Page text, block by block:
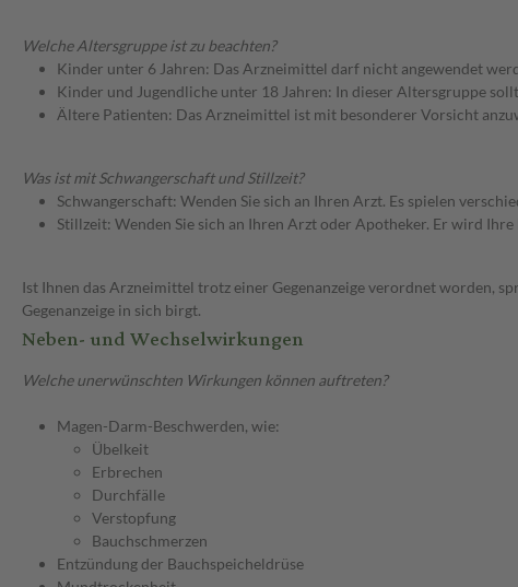
Welche Altersgruppe ist zu beachten?
Kinder unter 6 Jahren: Das Arzneimittel darf nicht angewendet
Kinder und Jugendliche unter 18 Jahren: In dieser Altersgruppe
Ältere Patienten: Das Arzneimittel ist mit besonderer Vorsicht
Was ist mit Schwangerschaft und Stillzeit?
Schwangerschaft: Wenden Sie sich an Ihren Arzt. Es spielen
Stillzeit: Wenden Sie sich an Ihren Arzt oder Apotheker. Er wird
Ist Ihnen das Arzneimittel trotz einer Gegenanzeige verordnet worden,
Gegenanzeige in sich birgt.
Neben- und Wechselwirkungen
Welche unerwünschten Wirkungen können auftreten?
Magen-Darm-Beschwerden, wie:
Übelkeit
Erbrechen
Durchfälle
Verstopfung
Bauchschmerzen
Entzündung der Bauchspeicheldrüse